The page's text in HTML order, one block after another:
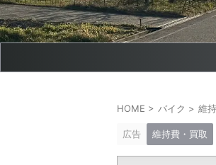
HOME > バイク > 維
広告 維持費・買取